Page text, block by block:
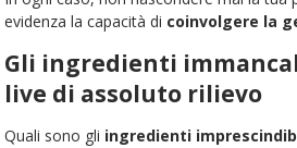
evidenza la capacità di coinvolgere la
Gli ingredienti
live di assoluto rilievo
Quali sono gli ingredienti